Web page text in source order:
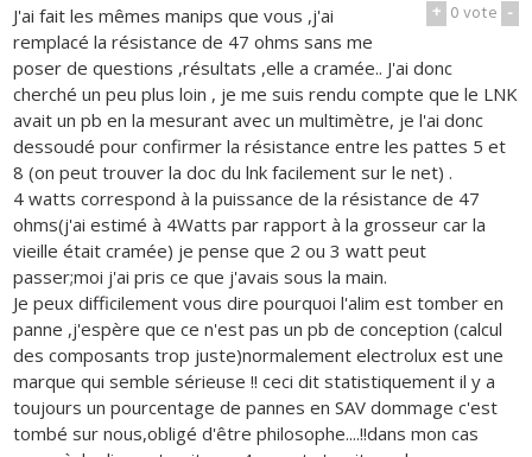
+ 0vote -
J'ai fait les mêmes manips que vous ,j'ai
remplacé la résistance de 47 ohms sans me
poser de questions ,résultats ,elle a cramée.. J'ai donc
cherché un peu plus loin , je me suis rendu compte que le LNK
avait un pb en la mesurant avec un multimètre, je l'ai donc
dessoudé pour confirmer la résistance entre les pattes 5 et
8 (on peut trouver la doc du lnk facilement sur le net) .
4 watts correspond à la puissance de la résistance de 47
ohms(j'ai estimé à 4Watts par rapport à la grosseur car la
vieille était cramée) je pense que 2 ou 3 watt peut
passer;moi j'ai pris ce que j'avais sous la main.
Je peux difficilement vous dire pourquoi l'alim est tomber en
panne ,j'espère que ce n'est pas un pb de conception (calcul
des composants trop juste)normalement electrolux est une
marque qui semble sérieuse !! ceci dit statistiquement il y a
toujours un pourcentage de pannes en SAV dommage c'est
tombé sur nous,obligé d'être philosophe....!!dans mon cas